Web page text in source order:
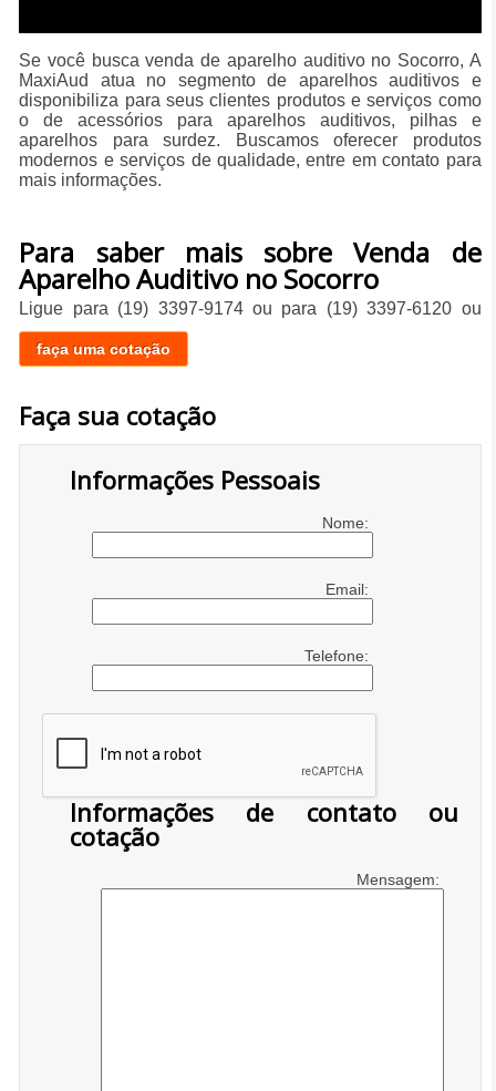
Se você busca venda de aparelho auditivo no Socorro, A
MaxiAud atua no segmento de aparelhos auditivos e
disponibiliza para seus clientes produtos e serviços como
o de acessórios para aparelhos auditivos, pilhas e
aparelhos para surdez. Buscamos oferecer produtos
modernos e serviços de qualidade, entre em contato para
mais informações.
Para saber mais sobre Venda de
Aparelho Auditivo no Socorro
Ligue para (19) 3397-9174ou para (19) 3397-6120 ou
faça uma cotação
Faça sua cotação
Informações Pessoais
Nome:
Email:
Telefone:
Informações de contato ou
cotação
Mensagem: